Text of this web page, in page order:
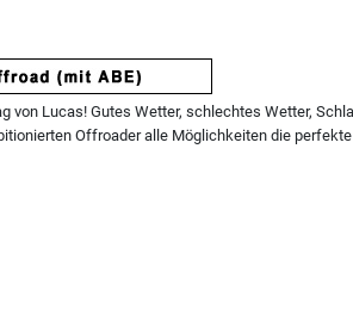
von Lucas! Gutes Wetter, schlechtes Wetter,
Offroader alle Möglichkeiten die